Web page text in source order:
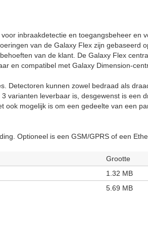
inbraakdetectie en toegangsbeheer en
van de Galaxy Flex zijn gebaseerd
van de klant. De Galaxy Flex
en compatibel met Galaxy Dimension-
Detectoren kunnen zowel bedraad als
varianten leverbaar is, desgewenst is een
ook mogelijk is om een gedeelte van een
Optioneel is een GSM/GPRS of een
Grootte
1.32 MB
5.69 MB